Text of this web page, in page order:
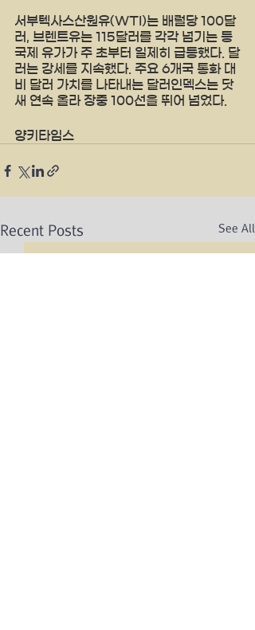
서부텍사스산원유(WTI)는 배럴당 100달
러, 브렌트유는 115달러를 각각 넘기는 등
국제 유가가 주 초부터 일제히 급등했다. 달
러는 강세를 지속했다. 주요 6개국 통화 대
비 달러 가치를 나타내는 달러인덱스는 닷
새 연속 올라 장중 100선을 뛰어 넘었다.
양키타임스
Recent Posts See All